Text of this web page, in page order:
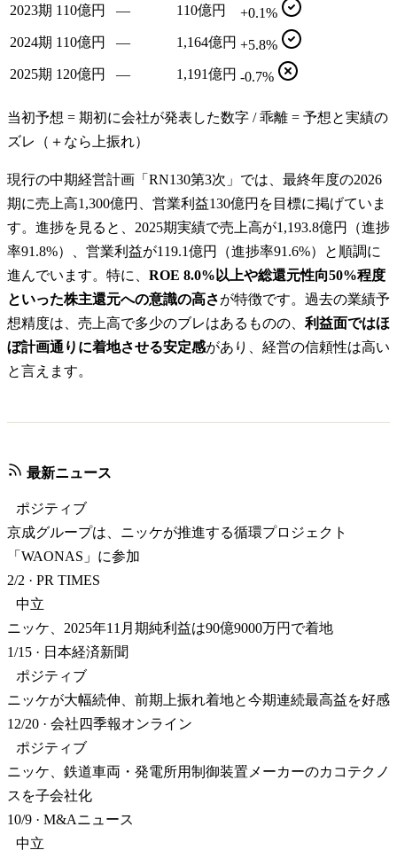
2023期 110億円 — 110億円
+0.1%
2024期 110億円 — 1,164億円 +5.8%
2025期 120億円 — 1,191億円 -0.7%
当初予想 = 期初に会社が発表した数字 / 乖離 = 予想と実績の
ズレ（＋なら上振れ）
現行の中期経営計画「RN130第3次」では、最終年度の2026
期に売上高1,300億円、営業利益130億円を目標に掲げていま
す。進捗を見ると、2025期実績で売上高が1,193.8億円（進捗
率91.8%）、営業利益が119.1億円（進捗率91.6%）と順調に
進んでいます。特に、 ROE 8.0%以上や総還元性向50%程度
といった株主還元への意識の高さが特徴です。過去の業績予
想精度は、売上高で多少のブレはあるものの、 利益面ではほ
ぼ計画通りに着地させる安定感があり、経営の信頼性は高い
と言えます。
最新ニュース
ポジティブ
京成グループは、ニッケが推進する循環プロジェクト
「WAONAS」に参加
2/2 · PR TIMES
中立
ニッケ、2025年11月期純利益は90億9000万円で着地
1/15 · 日本経済新聞
ポジティブ
ニッケが大幅続伸、前期上振れ着地と今期連続最高益を好感
12/20 · 会社四季報オンライン
ポジティブ
ニッケ、鉄道車両・発電所用制御装置メーカーのカコテクノ
スを子会社化
10/9 · M&Aニュース
中立